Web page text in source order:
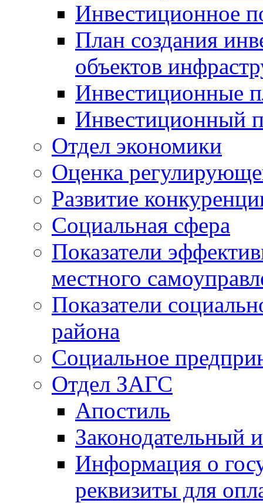
Инвестиционное
План создания
объектов
Инвестиционные
Инвестиционный
Отдел экономики
Оценка
Развитие
Социальная сфера
Показатели
местного
Показатели
района
Социальное
Отдел ЗАГС
Апостиль
Законодательный
Информация о
реквизиты для